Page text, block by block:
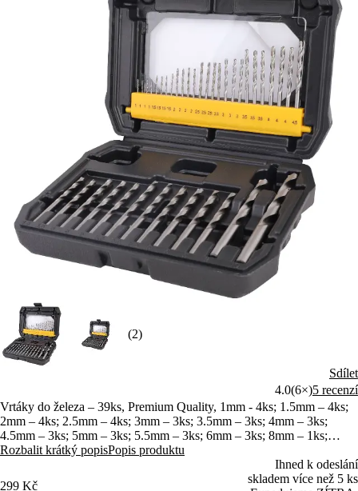
(2)
Sdílet
4.0(6×)5 recenzí
Vrtáky do železa – 39ks, Premium Quality, 1mm - 4ks; 1.5mm – 4ks;
2mm – 4ks; 2.5mm – 4ks; 3mm – 3ks; 3.5mm – 3ks; 4mm – 3ks;
4.5mm – 3ks; 5mm – 3ks; 5.5mm – 3ks; 6mm – 3ks; 8mm – 1ks;
10mm – 1ks
Rozbalit krátký popisPopis produktu
299 Kč
Ihned k odeslání
skladem více než 5 ks